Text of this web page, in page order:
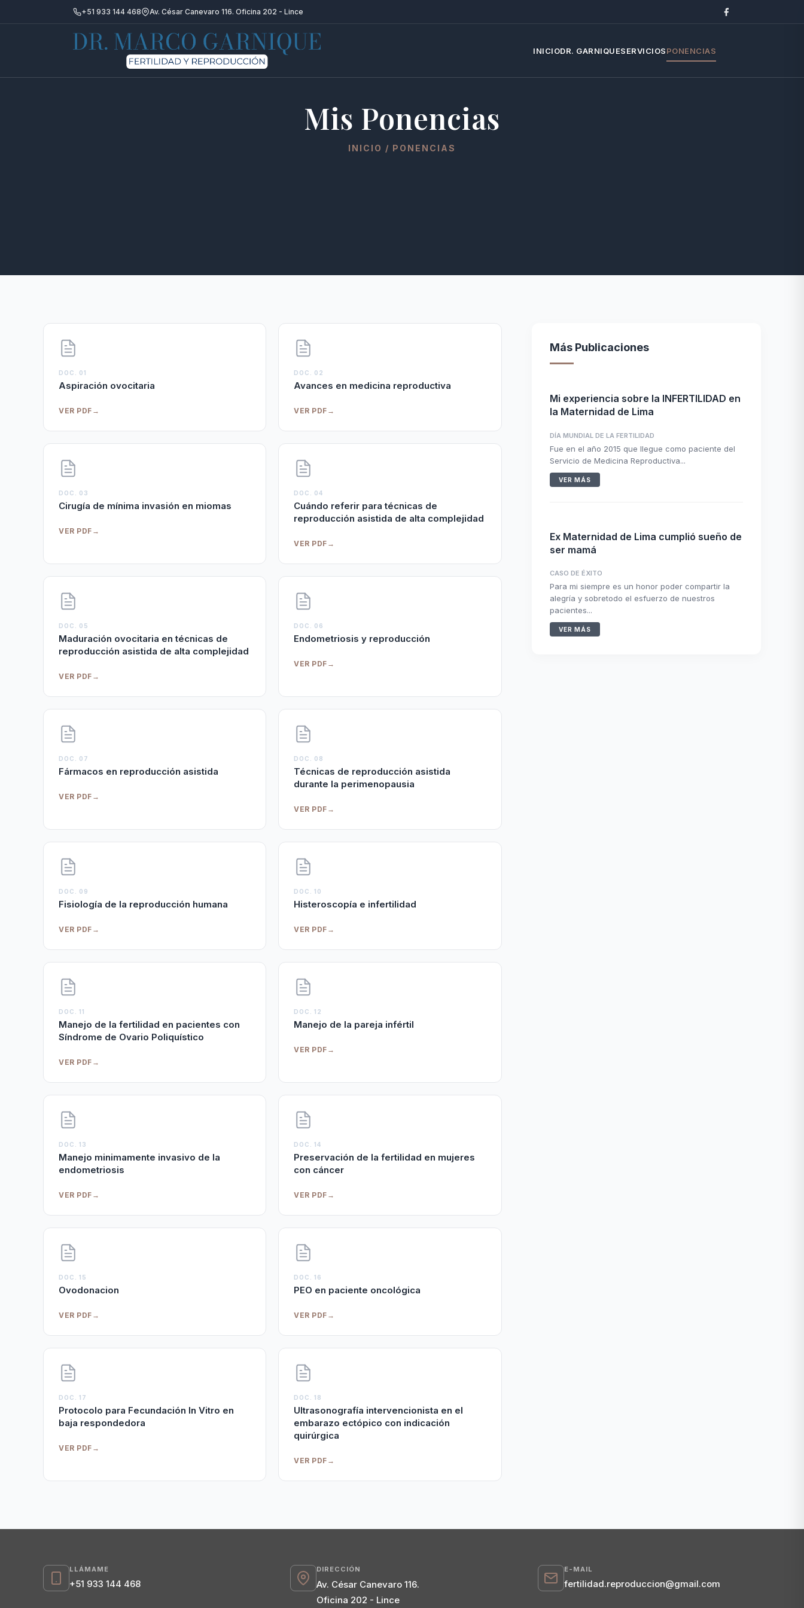
+51 933 144 468 Av. César Canevaro 116. Oficina 202 - Lince
INICIODR. GARNIQUESERVICIOSPONENCIAS
Mis Ponencias
INICIO / PONENCIAS
DOC. 01
Aspiración ovocitaria
VER PDF →
DOC. 02
Avances en medicina reproductiva
VER PDF →
DOC. 03
Cirugía de mínima invasión en miomas
VER PDF →
DOC. 04
Cuándo referir para técnicas de
reproducción asistida de alta complejidad
VER PDF →
DOC. 05
Maduración ovocitaria en técnicas de
reproducción asistida de alta complejidad
VER PDF →
DOC. 06
Endometriosis y reproducción
VER PDF →
DOC. 07
Fármacos en reproducción asistida
VER PDF →
DOC. 08
Técnicas de reproducción asistida
durante la perimenopausia
VER PDF →
DOC. 09
Fisiología de la reproducción humana
VER PDF →
DOC. 10
Histeroscopía e infertilidad
VER PDF →
DOC. 11
Manejo de la fertilidad en pacientes con
Síndrome de Ovario Poliquístico
VER PDF →
DOC. 12
Manejo de la pareja infértil
VER PDF →
DOC. 13
Manejo minimamente invasivo de la
endometriosis
VER PDF →
DOC. 14
Preservación de la fertilidad en mujeres
con cáncer
VER PDF →
DOC. 15
Ovodonacion
VER PDF →
DOC. 16
PEO en paciente oncológica
VER PDF →
DOC. 17
Protocolo para Fecundación In Vitro en
baja respondedora
VER PDF →
DOC. 18
Ultrasonografía intervencionista en el
embarazo ectópico con indicación
quirúrgica
VER PDF →
Más Publicaciones
Mi experiencia sobre la INFERTILIDAD en
la Maternidad de Lima
DÍA MUNDIAL DE LA FERTILIDAD
Fue en el año 2015 que llegue como paciente del
Servicio de Medicina Reproductiva...
VER MÁS
Ex Maternidad de Lima cumplió sueño de
ser mamá
CASO DE ÉXITO
Para mi siempre es un honor poder compartir la
alegría y sobretodo el esfuerzo de nuestros
pacientes...
VER MÁS
LLÁMAME
+51 933 144 468
DIRECCIÓN
Av. César Canevaro 116.
Oficina 202 - Lince
E-MAIL
fertilidad.reproduccion@gmail.com